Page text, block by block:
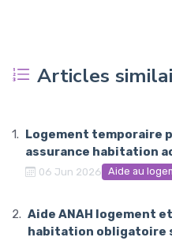
Articles
Logement temporaire
assurance habitation
06 Jun 2026 Aide au
Aide ANAH logement
habitation obligatoire